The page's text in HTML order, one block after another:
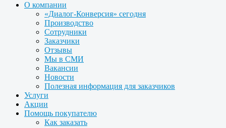
О компании
«Диалог-Конверсия» сегодня
Производство
Сотрудники
Заказчики
Отзывы
Мы в СМИ
Вакансии
Новости
Полезная информация для заказчиков
Услуги
Акции
Помощь покупателю
Как заказать